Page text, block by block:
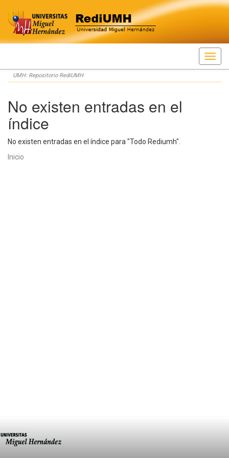
Skip
navigation
UMH: Repositorio RediUMH
No existen entradas en el
índice
No existen entradas en el índice para "Todo Rediumh".
Inicio